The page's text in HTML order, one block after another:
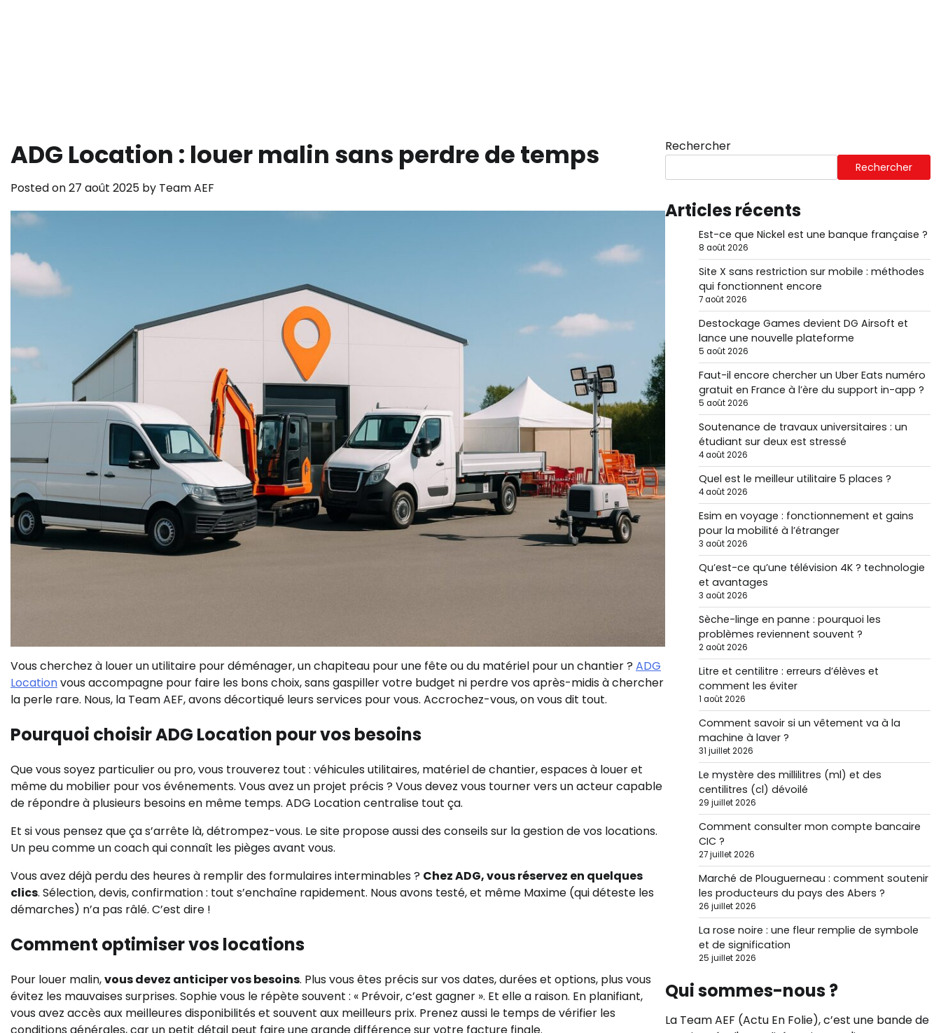
ADG Location : louer malin sans perdre de temps
Posted on27 août 2025 by Team AEF
Vous cherchez à louer un utilitaire pour déménager, un chapiteau pour une fête ou du matériel pour un chantier ? ADG
Locationvous accompagne pour faire les bons choix, sans gaspiller votre budget ni perdre vos après-midis à chercher
la perle rare. Nous, la Team AEF, avons décortiqué leurs services pour vous. Accrochez-vous, on vous dit tout.
Pourquoi choisir ADG Location pour vos besoins
Que vous soyez particulier ou pro, vous trouverez tout : véhicules utilitaires, matériel de chantier, espaces à louer et
même du mobilier pour vos événements. Vous avez un projet précis ? Vous devez vous tourner vers un acteur capable
de répondre à plusieurs besoins en même temps. ADG Location centralise tout ça.
Et si vous pensez que ça s’arrête là, détrompez-vous. Le site propose aussi des conseils sur la gestion de vos locations.
Un peu comme un coach qui connaît les pièges avant vous.
Vous avez déjà perdu des heures à remplir des formulaires interminables ? Chez ADG, vous réservez en quelques
clics. Sélection, devis, confirmation : tout s’enchaîne rapidement. Nous avons testé, et même Maxime (qui déteste les
démarches) n’a pas râlé. C’est dire !
Comment optimiser vos locations
Pour louer malin,vous devez anticiper vos besoins. Plus vous êtes précis sur vos dates, durées et options, plus vous
évitez les mauvaises surprises. Sophie vous le répète souvent : « Prévoir, c’est gagner ». Et elle a raison. En planifiant,
vous avez accès aux meilleures disponibilités et souvent aux meilleurs prix. Prenez aussi le temps de vérifier les
Rechercher
Rechercher
Articles récents
Est-ce que Nickel est une banque française ?
8 août 2026
Site X sans restriction sur mobile : méthodes
qui fonctionnent encore
7 août 2026
Destockage Games devient DG Airsoft et
lance une nouvelle plateforme
5 août 2026
Faut-il encore chercher un Uber Eats numéro
gratuit en France à l’ère du support in-app ?
5 août 2026
Soutenance de travaux universitaires : un
étudiant sur deux est stressé
4 août 2026
Quel est le meilleur utilitaire 5 places ?
4 août 2026
Esim en voyage : fonctionnement et gains
pour la mobilité à l’étranger
3 août 2026
Qu’est-ce qu’une télévision 4K ? technologie
et avantages
3 août 2026
Sèche-linge en panne : pourquoi les
problèmes reviennent souvent ?
2 août 2026
Litre et centilitre : erreurs d’élèves et
comment les éviter
1 août 2026
Comment savoir si un vêtement va à la
machine à laver ?
31 juillet 2026
Le mystère des millilitres (ml) et des
centilitres (cl) dévoilé
29 juillet 2026
Comment consulter mon compte bancaire
CIC ?
27 juillet 2026
Marché de Plouguerneau : comment soutenir
les producteurs du pays des Abers ?
26 juillet 2026
La rose noire : une fleur remplie de symbole
et de signification
25 juillet 2026
Qui sommes-nous ?
La Team AEF (Actu En Folie), c’est une bande de